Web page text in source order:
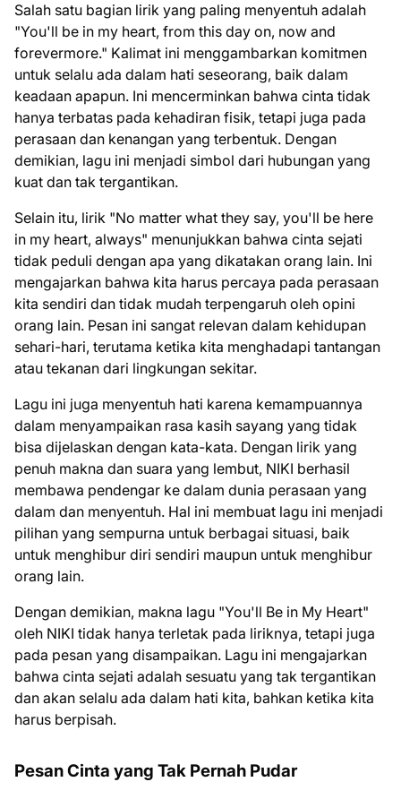
Salah satu bagian lirik yang paling menyentuh adalah
"You'll be in my heart, from this day on, now and
forevermore." Kalimat ini menggambarkan komitmen
untuk selalu ada dalam hati seseorang, baik dalam
keadaan apapun. Ini mencerminkan bahwa cinta tidak
hanya terbatas pada kehadiran fisik, tetapi juga pada
perasaan dan kenangan yang terbentuk. Dengan
demikian, lagu ini menjadi simbol dari hubungan yang
kuat dan tak tergantikan.
Selain itu, lirik "No matter what they say, you'll be here
in my heart, always" menunjukkan bahwa cinta sejati
tidak peduli dengan apa yang dikatakan orang lain. Ini
mengajarkan bahwa kita harus percaya pada perasaan
kita sendiri dan tidak mudah terpengaruh oleh opini
orang lain. Pesan ini sangat relevan dalam kehidupan
sehari-hari, terutama ketika kita menghadapi tantangan
atau tekanan dari lingkungan sekitar.
Lagu ini juga menyentuh hati karena kemampuannya
dalam menyampaikan rasa kasih sayang yang tidak
bisa dijelaskan dengan kata-kata. Dengan lirik yang
penuh makna dan suara yang lembut, NIKI berhasil
membawa pendengar ke dalam dunia perasaan yang
dalam dan menyentuh. Hal ini membuat lagu ini menjadi
pilihan yang sempurna untuk berbagai situasi, baik
untuk menghibur diri sendiri maupun untuk menghibur
orang lain.
Dengan demikian, makna lagu "You'll Be in My Heart"
oleh NIKI tidak hanya terletak pada liriknya, tetapi juga
pada pesan yang disampaikan. Lagu ini mengajarkan
bahwa cinta sejati adalah sesuatu yang tak tergantikan
dan akan selalu ada dalam hati kita, bahkan ketika kita
harus berpisah.
Pesan Cinta yang Tak Pernah Pudar